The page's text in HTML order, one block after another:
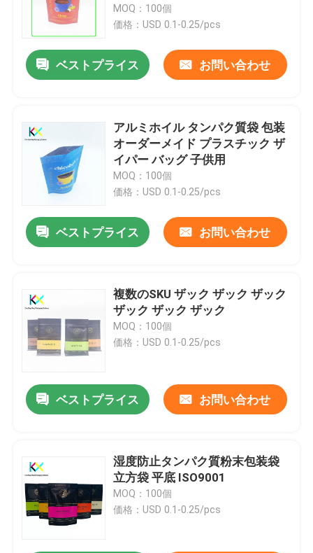
MOQ：100個
価格：USD 0.1-0.25/pcs
ベストプライス お問い合わせ
アルミホイル タンパク質袋 包装
オーダーメイド プラスチック ザ
イパー バッグ 子供用
MOQ：100個
価格：USD 0.1-0.25/pcs
ベストプライス お問い合わせ
複数のSKU ザック ザック ザック
ザック ザック ザック
MOQ：100個
価格：USD 0.1-0.25/pcs
ベストプライス お問い合わせ
湿度防止タンパク質粉末包装袋
立方袋 平底 ISO9001
MOQ：100個
価格：USD 0.1-0.25/pcs